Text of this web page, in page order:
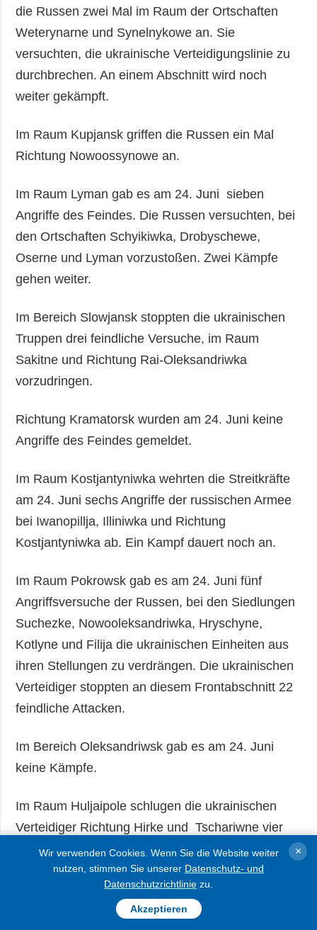
die Russen zwei Mal im Raum der Ortschaften
Weterynarne und Synelnykowe an. Sie
versuchten, die ukrainische Verteidigungslinie zu
durchbrechen. An einem Abschnitt wird noch
weiter gekämpft.
Im Raum Kupjansk griffen die Russen ein Mal
Richtung Nowoossynowe an.
Im Raum Lyman gab es am 24. Juni sieben
Angriffe des Feindes. Die Russen versuchten, bei
den Ortschaften Schyikiwka, Drobyschewe,
Oserne und Lyman vorzustoßen. Zwei Kämpfe
gehen weiter.
Im Bereich Slowjansk stoppten die ukrainischen
Truppen drei feindliche Versuche, im Raum
Sakitne und Richtung Rai-Oleksandriwka
vorzudringen.
Richtung Kramatorsk wurden am 24. Juni keine
Angriffe des Feindes gemeldet.
Im Raum Kostjantyniwka wehrten die Streitkräfte
am 24. Juni sechs Angriffe der russischen Armee
bei Iwanopillja, Illiniwka und Richtung
Kostjantyniwka ab. Ein Kampf dauert noch an.
Im Raum Pokrowsk gab es am 24. Juni fünf
Angriffsversuche der Russen, bei den Siedlungen
Suchezke, Nowooleksandriwka, Hryschyne,
Kotlyne und Filija die ukrainischen Einheiten aus
ihren Stellungen zu verdrängen. Die ukrainischen
Verteidiger stoppten an diesem Frontabschnitt 22
feindliche Attacken.
Im Bereich Oleksandriwsk gab es am 24. Juni
keine Kämpfe.
Im Raum Huljaipole schlugen die ukrainischen
Verteidiger Richtung Hirke und Tschariwne vier
Angriffe der Russen zurück.
Im Raum Orichiw und Prydniprowsk wurden am
24. Juni keine Kämpfe gemeldet.
Wir verwenden Cookies. Wenn Sie die Website weiter
nutzen, stimmen Sie unserer Datenschutz- und
Datenschutzrichtlinie zu.
Akzeptieren
×